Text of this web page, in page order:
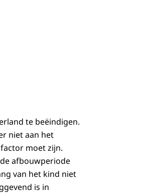
te beëindigen.
niet aan het
moet zijn.
afbouwperiode
van het kind niet
is in